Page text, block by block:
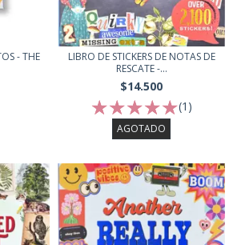
- THE
LIBRO DE STICKERS DE NOTAS DE
RESCATE -...
$14.500
(1)
AGOTADO